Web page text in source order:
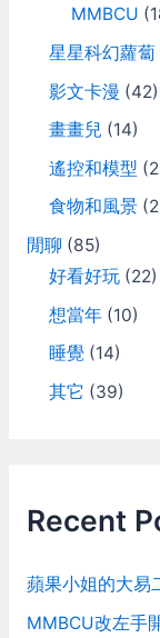
MMBCU
星星科幻蘿蔔
影文卡漫 (42)
畫畫兒 (14)
遙控和模型
食物和風景
閒聊 (85)
好看好玩(22)
想當年(10)
睡覺(14)
其它 (39)
Recent
蘋果小姐的大易
MMBCU改左手